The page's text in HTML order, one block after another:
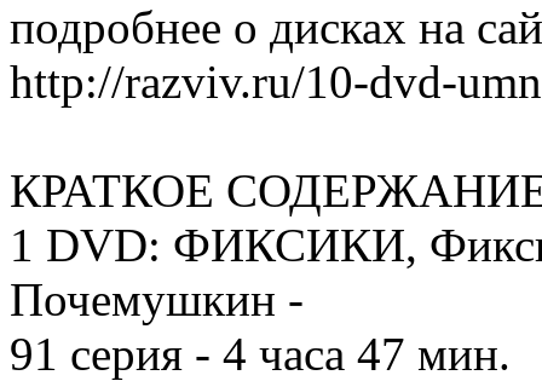
подробнее о дисках на
http://razviv.ru/10-dvd-
КРАТКОЕ СОДЕРЖАНИЕ
1 DVD: ФИКСИКИ,
Почемушкин -
91 серия - 4 часа 47 мин.